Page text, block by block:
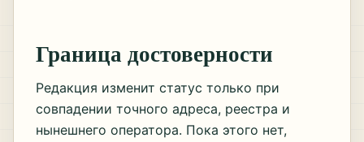
Граница достоверности
Редакция изменит статус только при
совпадении точного адреса, реестра и
нынешнего оператора. Пока этого нет,